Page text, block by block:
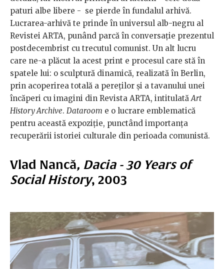
paturi albe libere - se pierde în fundalul arhivă.
Lucrarea-arhivă te prinde în universul alb-negru al
Revistei ARTA, punând parcă în conversație prezentul
postdecembrist cu trecutul comunist. Un alt lucru
care ne-a plăcut la acest print e procesul care stă în
spatele lui: o sculptură dinamică, realizată în Berlin,
prin acoperirea totală a pereților și a tavanului unei
încăperi cu imagini din Revista ARTA, intitulatăArt
History Archive. Dataroom e o lucrare emblematică
pentru această expoziție, punctând importanța
recuperării istoriei culturale din perioada comunistă.
Vlad Nancă, Dacia - 30 Years of
Social History, 2003